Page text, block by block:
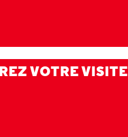
VOTRE VISITE